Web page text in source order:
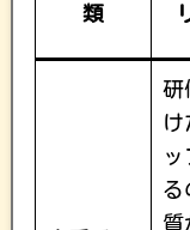
類
研
け
る
質